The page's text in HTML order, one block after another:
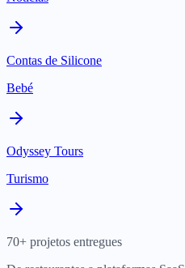
Contas de Silicone
Bebé
Odyssey Tours
Turismo
70+ projetos entregues